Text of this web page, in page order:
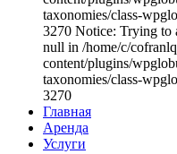
taxonomies/class-
3270 Notice: Trying to
null in /home/c/
content/plugins/
taxonomies/class-
3270
Главная
Аренда
Услуги